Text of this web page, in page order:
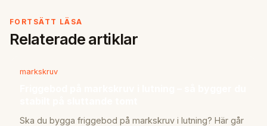
FORTSÄTT LÄSA
Relaterade artiklar
markskruv
Ska du bygga friggebod på markskruv i lutning? Här går